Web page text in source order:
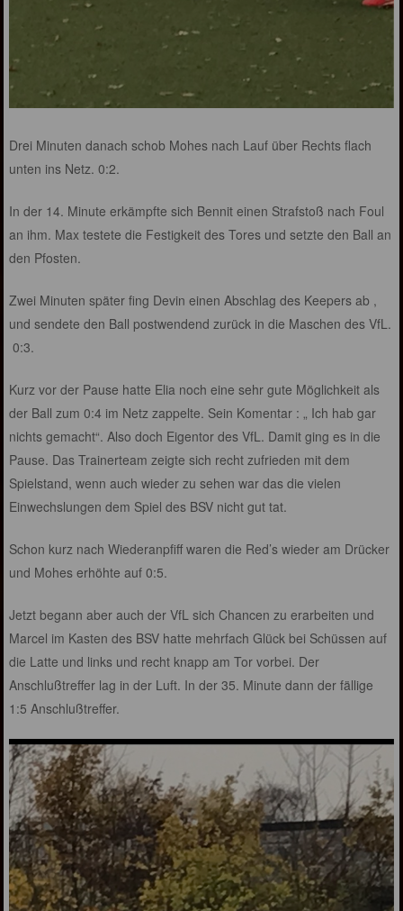
Drei Minuten danach schob Mohes nach Lauf über Rechts flach
unten ins Netz. 0:2.
In der 14. Minute erkämpfte sich Bennit einen Strafstoß nach Foul
an ihm. Max testete die Festigkeit des Tores und setzte den Ball an
den Pfosten.
Zwei Minuten später fing Devin einen Abschlag des Keepers ab ,
und sendete den Ball postwendend zurück in die Maschen des VfL.
0:3.
Kurz vor der Pause hatte Elia noch eine sehr gute Möglichkeit als
der Ball zum 0:4 im Netz zappelte. Sein Komentar : „ Ich hab gar
nichts gemacht“. Also doch Eigentor des VfL. Damit ging es in die
Pause. Das Trainerteam zeigte sich recht zufrieden mit dem
Spielstand, wenn auch wieder zu sehen war das die vielen
Einwechslungen dem Spiel des BSV nicht gut tat.
Schon kurz nach Wiederanpfiff waren die Red’s wieder am Drücker
und Mohes erhöhte auf 0:5.
Jetzt begann aber auch der VfL sich Chancen zu erarbeiten und
Marcel im Kasten des BSV hatte mehrfach Glück bei Schüssen auf
die Latte und links und recht knapp am Tor vorbei. Der
Anschlußtreffer lag in der Luft. In der 35. Minute dann der fällige
1:5 Anschlußtreffer.